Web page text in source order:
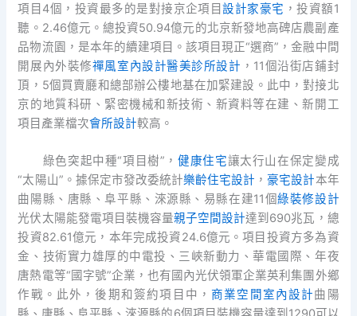
項目4個，投資最多的是對接京企項目設計家豪宅 ，投資額1
聽。2.46億元。總投資50.94億元的北京新發地高碑店農副產
品物流園，是本年的續建項目。該項目現正“選商”，金融中間
開展內外裝修禪風室內設計醫美診所設計 ，11個沿街店鋪封
頂，5個買賣廳和總部辦公樓地基在加緊建設。此中，對接北
京的地質科研、緊密機械和新技術、新資料等在建、新開工
項目產業檔次會所設計較高。
綠色突起中種“項目樹”，健康住宅讓太行山在保定變成
“太陽山”。據保定市發改委統計樂齡住宅設計 ，豪宅設計本年
曲陽縣、唐縣、阜平縣、淶源縣、易縣在建11個綠裝修設計
光伏太陽能發電項目裝機容量親子空間設計達到690兆瓦，總
投資82.61億元，本年完成投資24.6億元。項目投資方多為資
金、技術實力雄厚的中電投、三峽新動力、華電國際、年夜
唐熱電等“國字號”企業，也有國內光伏領軍企業英利集團外鄉
作戰。此外，後期和簽約項目中，商業空間室內設計曲陽